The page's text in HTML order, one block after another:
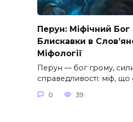
Перун: Міфічний Бог
Блискавки в
Міфології
Перун — бог грому, сили
справедливості: міф,
0 39